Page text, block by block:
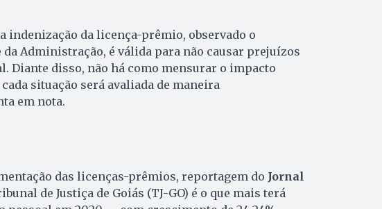
indenização da licença-prêmio, observado o
Administração, é válida para não causar prejuízos
Diante disso, não há como mensurar o impacto
situação será avaliada de maneira
em nota.
das licenças-prêmios, reportagem do Jornal
de Justiça de Goiás (TJ-GO) é o que mais terá